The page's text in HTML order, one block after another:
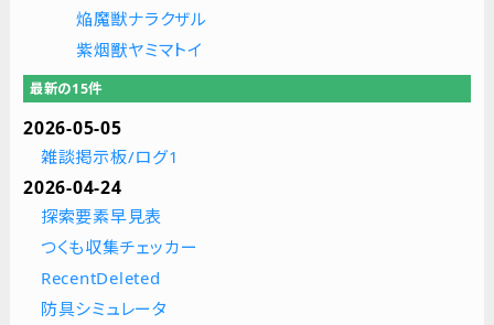
焔魔獣ナラクザル
紫烟獸ヤミマトイ
最新の15件
2026-05-05
雑談掲示板/ログ1
2026-04-24
探索要素早見表
つくも収集チェッカー
RecentDeleted
防具シミュレータ